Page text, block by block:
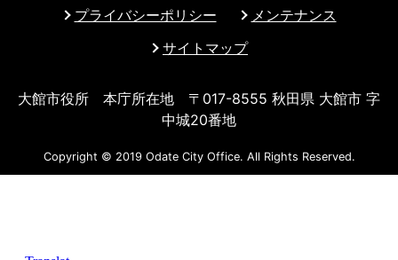
プライバシーポリシー
メンテナンス
サイトマップ
大館市役所 本庁所在地 〒017-8555 秋田県 大館市 字
中城20番地
Copyright © 2019 Odate City Office. All Rights Reserved.